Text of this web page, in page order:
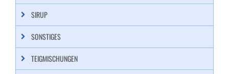
SIRUP
SONSTIGES
TEIGMISCHUNGEN